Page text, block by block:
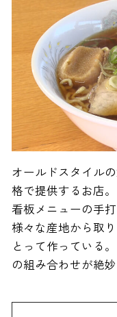
オールドスタイル
格で提供するお店。
看板メニューの手
様々な産地から取
とって作っている
の組み合わせが絶